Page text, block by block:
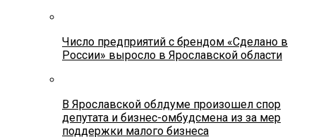
Число предприятий с брендом «Сделано в
России» выросло в Ярославской области
В Ярославской облдуме произошел спор
депутата и бизнес-омбудсмена из за мер
поддержки малого бизнеса